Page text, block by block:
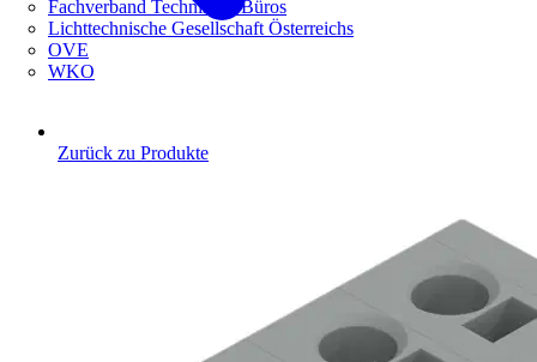
Fachverband Technische Büros
Lichttechnische Gesellschaft Österreichs
OVE
WKO
Zurück zu Produkte